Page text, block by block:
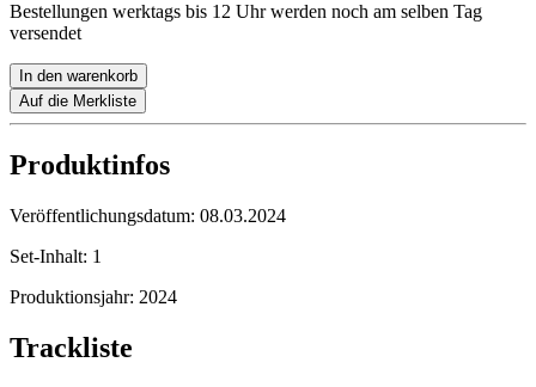
Bestellungen werktags bis 12 Uhr werden noch am selben Tag
versendet
In den warenkorb
Auf die Merkliste
Produktinfos
Veröffentlichungsdatum: 08.03.2024
Set-Inhalt: 1
Produktionsjahr: 2024
Trackliste